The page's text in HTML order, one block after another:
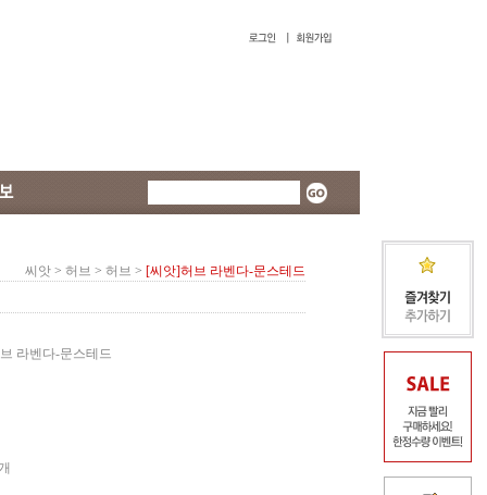
씨앗 > 허브 > 허브 > [씨앗]허브 라벤다-문스테드
벤다-문스테드